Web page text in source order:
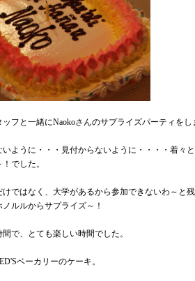
フと一緒にNaokoさんのサプライズパーティをし
いように・・・見付からないように・・・・着々
でした。
けではなく、大学があるから参加できないわ～と
ルルからサプライズ～！
で、とても楽しい時間でした。
ベーカリーのケーキ。